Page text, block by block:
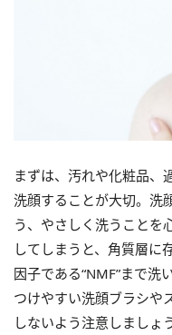
まずは、汚れや化粧品、
洗顔することが大切。洗
う、やさしく洗うことを
してしまうと、角質層に
因子である“NMF”まで洗
つけやすい洗顔ブラシや
しないよう注意しましょう